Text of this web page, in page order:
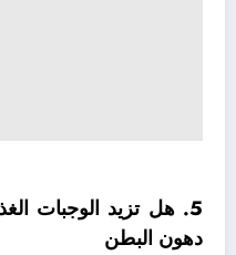
5. هل تزيد الوجبات
دهون البطن